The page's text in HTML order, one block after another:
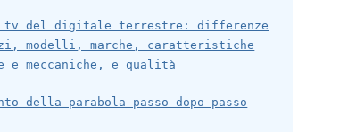
tv del digitale terrestre: differenze
modelli, marche, caratteristiche
e meccaniche, e qualità
della parabola passo dopo passo